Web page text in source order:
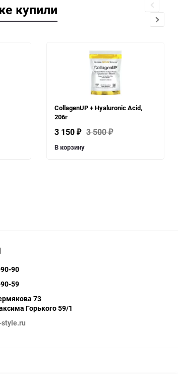
купили
CollagenUP + Hyaluronic Acid,
206г
3 150 ₽ 3 500₽
В корзину
90
59
73
Горького 59/1